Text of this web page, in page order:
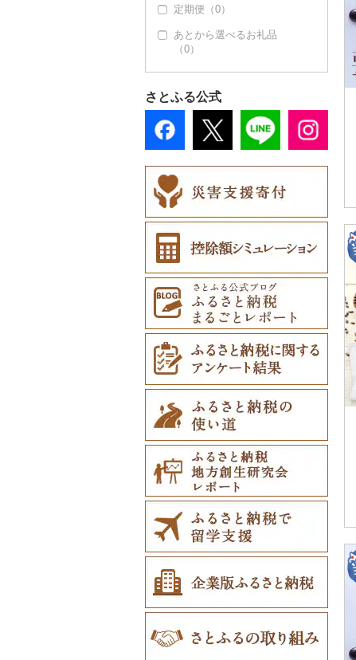
その他加工品（8）
日用品（1）
洗剤（0）
（0）
ティッシュ（0）
その他日用品（1）
楽器・器材（0）
（0）
ご当地キャラクター
（0）
ベビー用品（0）
ペット用品（0）
防災グッズ（0）
その他雑貨（0）
入浴剤（0）
アロマ（0）
その他美容（3）
定期便（0）
あとから選べるお礼品
（0）
さとふる公式